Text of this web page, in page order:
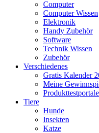
Computer
Computer Wissen
Elektronik
Handy Zubehör
Software
Technik Wissen
Zubehör
Verschiedenes
Gratis Kalender
Meine
Produkttestportale
Tiere
Hunde
Insekten
Katze